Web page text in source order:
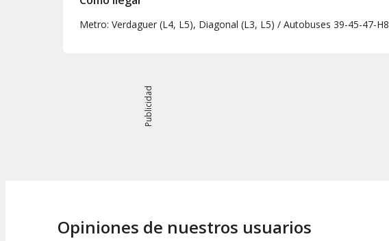
Metro: Verdaguer (L4, L5), Diagonal (L3, L5) / Autobuses 39-45-47-H8
Publicidad
Opiniones de nuestros usuarios